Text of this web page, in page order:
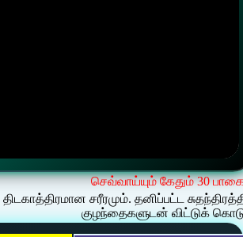
செவ்வாய்யும் கேதும் 30
சரீரமும். தனிப்பட்ட
குழந்தைகளுடன் விட்டுக்